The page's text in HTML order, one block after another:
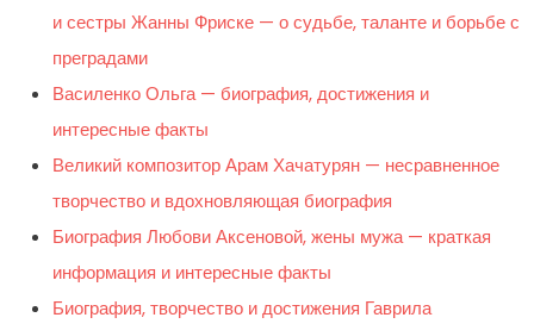
и сестры Жанны Фриске — о судьбе, таланте и борьбе с
преградами
Василенко Ольга — биография, достижения и
интересные факты
Великий композитор Арам Хачатурян — несравненное
творчество и вдохновляющая биография
Биография Любови Аксеновой, жены мужа — краткая
информация и интересные факты
Биография, творчество и достижения Гаврила